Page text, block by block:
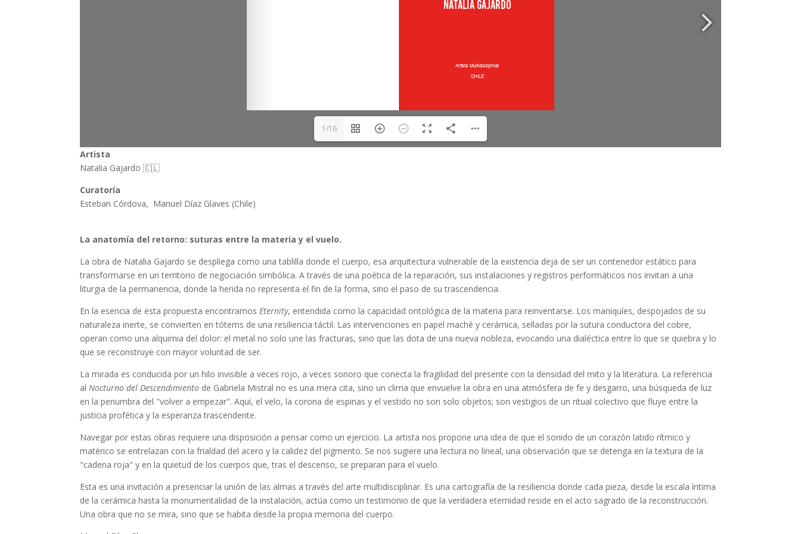
1/16
Artista
Natalia Gajardo 🇨🇱
Curatoría
Esteban Córdova, Manuel Díaz Glaves (Chile)
La anatomía del retorno: suturas entre la materia y el vuelo.
La obra de Natalia Gajardo se despliega como una tablilla donde el cuerpo, esa arquitectura vulnerable de la existencia deja de ser un contenedor estático para
transformarse en un territorio de negociación simbólica. A través de una poética de la reparación, sus instalaciones y registros performáticos nos invitan a una
liturgia de la permanencia, donde la herida no representa el fin de la forma, sino el paso de su trascendencia.
En la esencia de esta propuesta encontramosEternity, entendida como la capacidad ontológica de la materia para reinventarse. Los maniquíes, despojados de su
naturaleza inerte, se convierten en tótems de una resiliencia táctil. Las intervenciones en papel maché y cerámica, selladas por la sutura conductora del cobre,
operan como una alquimia del dolor: el metal no solo une las fracturas, sino que las dota de una nueva nobleza, evocando una dialéctica entre lo que se quiebra y lo
que se reconstruye con mayor voluntad de ser.
La mirada es conducida por un hilo invisible a veces rojo, a veces sonoro que conecta la fragilidad del presente con la densidad del mito y la literatura. La referencia
alNocturno del Descendimiento de Gabriela Mistral no es una mera cita, sino un clima que envuelve la obra en una atmósfera de fe y desgarro, una búsqueda de luz
en la penumbra del "volver a empezar". Aquí, el velo, la corona de espinas y el vestido no son solo objetos; son vestigios de un ritual colectivo que fluye entre la
justicia profética y la esperanza trascendente.
Navegar por estas obras requiere una disposición a pensar como un ejercicio. La artista nos propone una idea de que el sonido de un corazón latido rítmico y
matérico se entrelazan con la frialdad del acero y la calidez del pigmento. Se nos sugiere una lectura no lineal, una observación que se detenga en la textura de la
"cadena roja" y en la quietud de los cuerpos que, tras el descenso, se preparan para el vuelo.
Esta es una invitación a presenciar la unión de las almas a través del arte multidisciplinar. Es una cartografía de la resiliencia donde cada pieza, desde la escala íntima
de la cerámica hasta la monumentalidad de la instalación, actúa como un testimonio de que la verdadera eternidad reside en el acto sagrado de la reconstrucción.
Una obra que no se mira, sino que se habita desde la propia memoria del cuerpo.